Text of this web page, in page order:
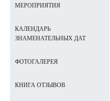
МЕРОПРИЯТИЯ
КАЛЕНДАРЬ
ЗНАМЕНАТЕЛЬНЫХ ДАТ
ФОТОГАЛЕРЕЯ
КНИГА ОТЗЫВОВ